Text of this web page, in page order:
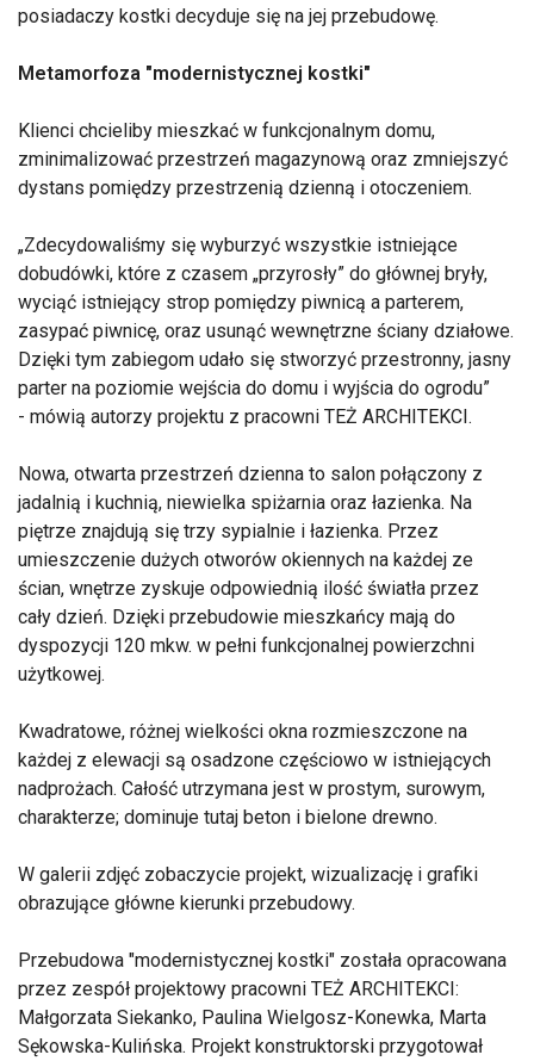
posiadaczy kostki decyduje się na jej przebudowę.
Metamorfoza "modernistycznej kostki"
Klienci chcieliby mieszkać w funkcjonalnym domu,
zminimalizować przestrzeń magazynową oraz zmniejszyć
dystans pomiędzy przestrzenią dzienną i otoczeniem.
Zdecydowaliśmy się wyburzyć wszystkie istniejące
dobudówki, które z czasem „przyrosły” do głównej bryły,
wyciąć istniejący strop pomiędzy piwnicą a parterem,
zasypać piwnicę, oraz usunąć wewnętrzne ściany działowe.
Dzięki tym zabiegom udało się stworzyć przestronny, jasny
parter na poziomie wejścia do domu i wyjścia do ogrodu
- mówią autorzy projektu z pracowni TEŻ ARCHITEKCI.
Nowa, otwarta przestrzeń dzienna to salon połączony z
jadalnią i kuchnią, niewielka spiżarnia oraz łazienka. Na
piętrze znajdują się trzy sypialnie i łazienka. Przez
umieszczenie dużych otworów okiennych na każdej ze
ścian, wnętrze zyskuje odpowiednią ilość światła przez
cały dzień. Dzięki przebudowie mieszkańcy mają do
dyspozycji 120 mkw. w pełni funkcjonalnej powierzchni
użytkowej.
Kwadratowe, różnej wielkości okna rozmieszczone na
każdej z elewacji są osadzone częściowo w istniejących
nadprożach. Całość utrzymana jest w prostym, surowym,
charakterze; dominuje tutaj beton i bielone drewno.
W galerii zdjęć zobaczycie projekt, wizualizację i grafiki
obrazujące główne kierunki przebudowy.
Przebudowa "modernistycznej kostki" została opracowana
przez zespół projektowy pracowni TEŻ ARCHITEKCI:
Małgorzata Siekanko, Paulina Wielgosz-Konewka, Marta
Sękowska-Kulińska. Projekt konstruktorski przygotował